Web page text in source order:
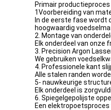
Primair
1Voorbereiding van
In de eerste fase wordt
hoogwaardig
2. Montage van
Elk onderdeel van
3. Precision Argon
We gebruiken
4. Professionele kant
Alle stalen randen
5- nauwkeurige
Elk onderdeel is
6. Spiegelgepolijste
Een elektropoetsproces